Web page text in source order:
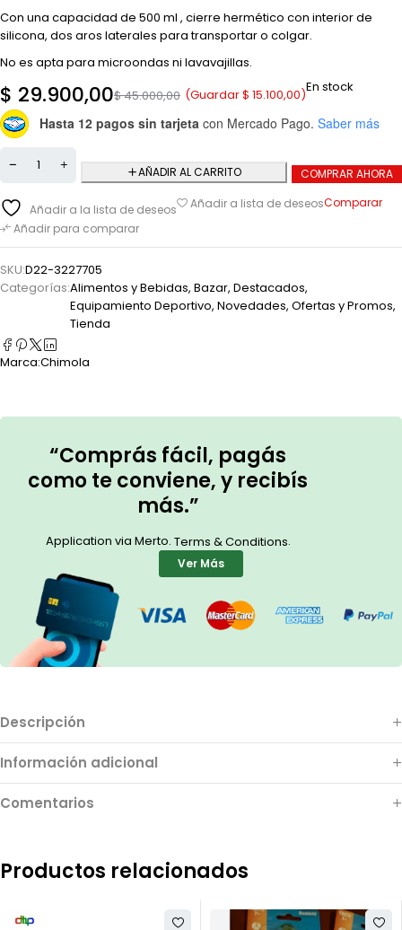
Con una capacidad de 500 ml , cierre hermético con interior de
silicona, dos aros laterales para transportar o colgar.
No es apta para microondas ni lavavajillas.
$45.000,00
$ 29.900,00 (Guardar$ 15.100,00)En stock
Hasta 12 pagos sin tarjeta con Mercado Pago. Saber más
AÑADIR AL CARRITO COMPRAR AHORA
Añadir a la lista de deseos Añadir a lista de deseosComparar
Añadir para comparar
SKU:D22-3227705
Categorías:Alimentos y Bebidas, Bazar, Destacados,
Equipamiento Deportivo, Novedades, Ofertas y Promos,
Tienda
Marca:Chimola
“Comprás fácil, pagás
como te conviene, y recibís
más.”
Application via Merto. Terms & Conditions.
Ver Más
Descripción
Información adicional
Comentarios
Productos relacionados